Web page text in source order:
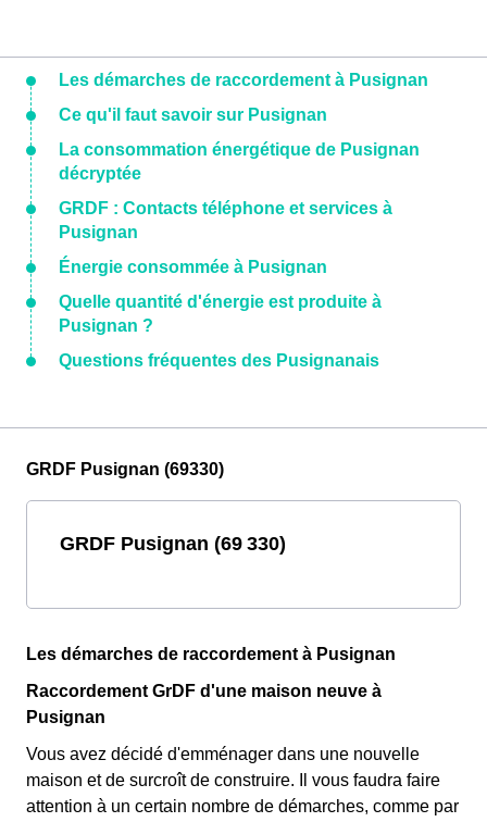
Les démarches de raccordement à Pusignan
Ce qu'il faut savoir sur Pusignan
La consommation énergétique de Pusignan
décryptée
GRDF : Contacts téléphone et services à
Pusignan
Énergie consommée à Pusignan
Quelle quantité d'énergie est produite à
Pusignan ?
Questions fréquentes des Pusignanais
GRDF Pusignan (69330)
GRDF Pusignan (69 330)
Les démarches de raccordement à Pusignan
Raccordement GrDF d'une maison neuve à
Pusignan
Vous avez décidé d'emménager dans une nouvelle
maison et de surcroît de construire. Il vous faudra faire
attention à un certain nombre de démarches, comme par